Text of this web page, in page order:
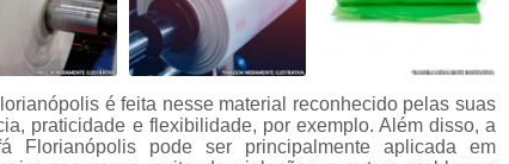
é feita nesse material reconhecido pelas suas
praticidade e flexibilidade, por exemplo. Além disso, a
Florianópolis pode ser principalmente aplicada em